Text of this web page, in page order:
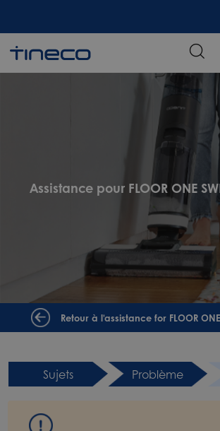
Rejoignez notre liste de diffusion et profitez de 5%
commande chez Tineco
Assistance pour FLOOR ONE
Retour à l'assistance for FLOOR ONE
Sujets Problème